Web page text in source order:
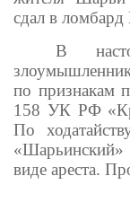
сдал в
В
по признакам
158 УК РФ
По
виде ареста.